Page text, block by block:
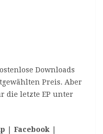
Downloads
Preis. Aber
die letzte EP unter
Facebook